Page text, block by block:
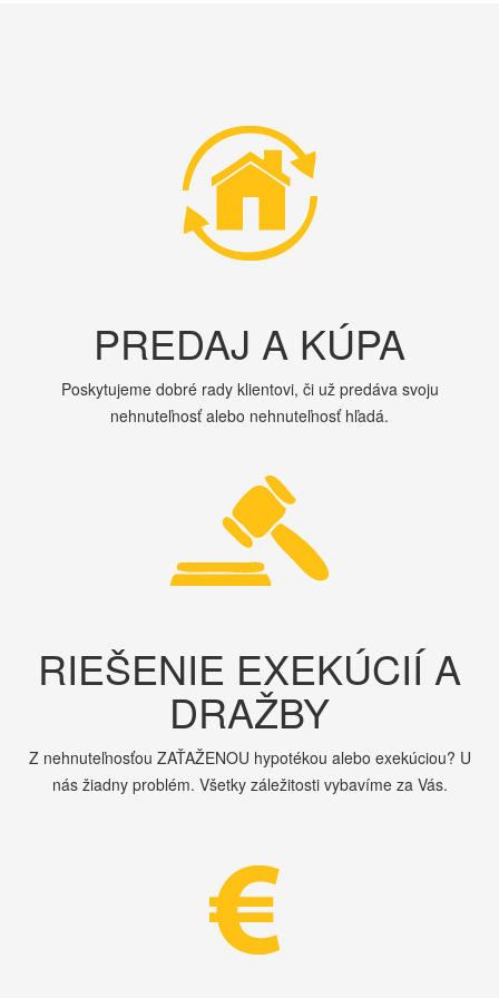
PREDAJ A KÚPA
Poskytujeme dobré rady klientovi, či už predáva svoju
nehnuteľnosť alebo nehnuteľnosť hľadá.
RIEŠENIE EXEKÚCIÍ A
DRAŽBY
Z nehnuteľnosťou ZAŤAŽENOU hypotékou alebo exekúciou? U
nás žiadny problém. Všetky záležitosti vybavíme za Vás.